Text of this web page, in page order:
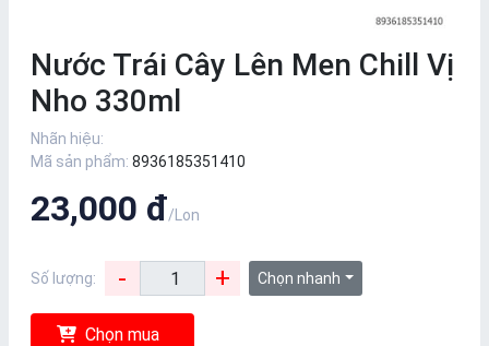
Nước Trái Cây Lên Men Chill Vị
Nho 330ml
Nhãn hiệu:
Mã sản phẩm: 8936185351410
23,000 đ/Lon
Số lượng: - + Chọn nhanh
Chọn mua